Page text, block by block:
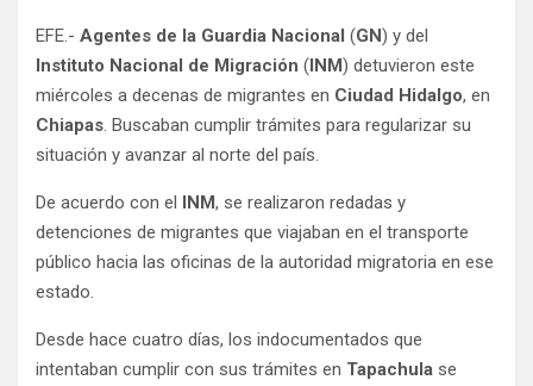
EFE.- Agentes de la Guardia Nacional (GN) y del
Instituto Nacional de Migración (INM) detuvieron este
miércoles a decenas de migrantes en Ciudad Hidalgo, en
Chiapas. Buscaban cumplir trámites para regularizar su
situación y avanzar al norte del país.
De acuerdo con el INM, se realizaron redadas y
detenciones de migrantes que viajaban en el transporte
público hacia las oficinas de la autoridad migratoria en ese
estado.
Desde hace cuatro días, los indocumentados que
intentaban cumplir con sus trámites en Tapachula se